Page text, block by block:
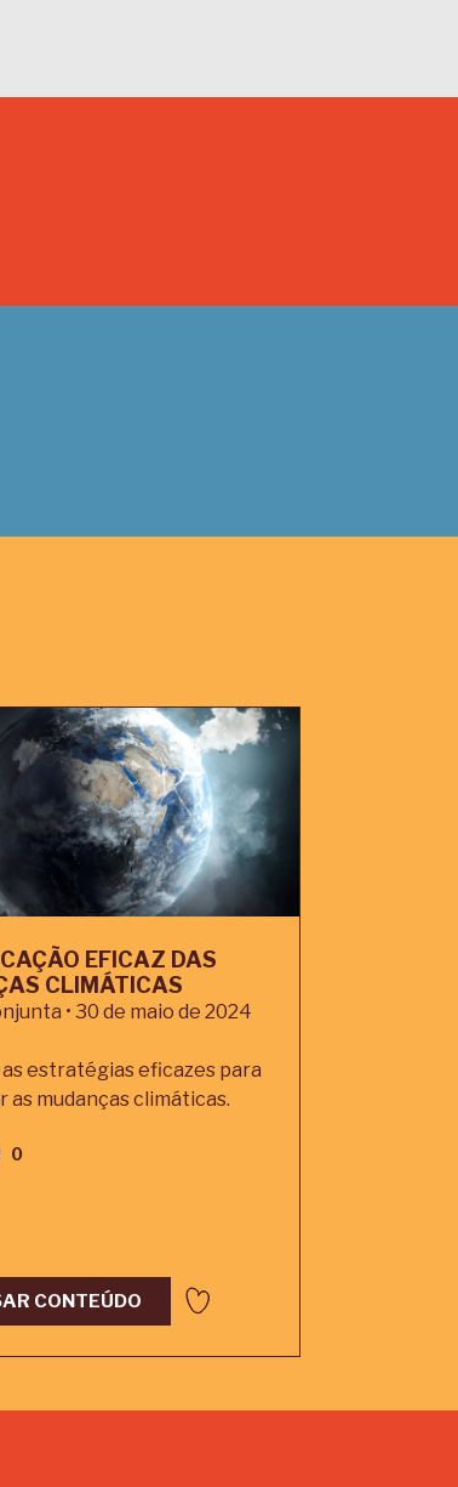
EFICAZ DAS
CLIMÁTICAS
• 30 de maio de 2024
as estratégias eficazes para
as mudanças climáticas.
0
CONTEÚDO